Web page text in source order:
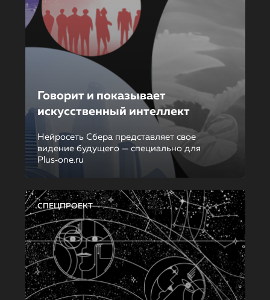
Говорит и показывает
искусственный интеллект
Нейросеть Сбера представляет свое
видение будущего — специально для
Plus‑one.ru
СПЕЦПРОЕКТ